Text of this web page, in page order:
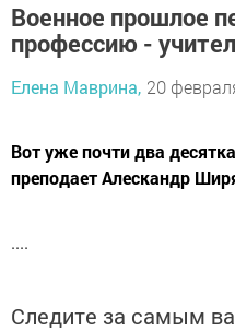
Военное прошлое
профессию -
Елена Маврина, 20
Вот уже почти два
преподает Алескандр
....
Следите за самым